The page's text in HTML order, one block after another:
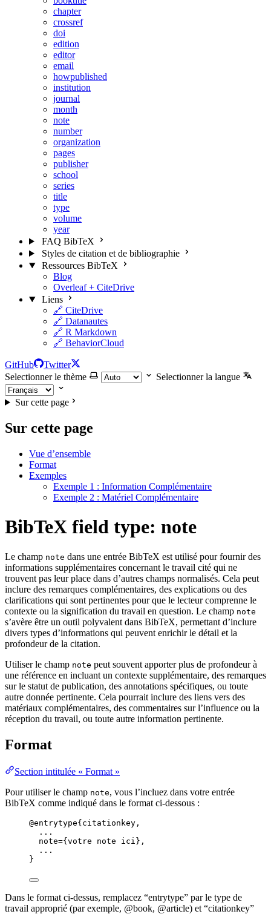
chapter
crossref
doi
edition
editor
email
howpublished
institution
journal
month
note
number
organization
pages
publisher
school
series
title
type
volume
year
FAQ BibTeX
Styles de citation et de bibliographie
Ressources BibTeX
Blog
Overleaf + CiteDrive
Liens
🔗 CiteDrive
🔗 Datanautes
🔗 R Markdown
🔗 BehaviorCloud
GitHub
Twitter
Selectionner le thème
Selectionner la langue
Sur cette page
Sur cette page
Vue d’ensemble
Format
Exemples
Exemple 1 : Information Complémentaire
Exemple 2 : Matériel Complémentaire
BibTeX field type: note
Le champ note dans une entrée BibTeX est utilisé pour fournir des
informations supplémentaires concernant le travail cité qui ne
trouvent pas leur place dans d’autres champs normalisés. Cela peut
inclure des remarques complémentaires, des explications ou des
clarifications qui sont pertinentes pour que le lecteur comprenne le
contexte ou la signification du travail en question. Le champ note
s’avère être un outil polyvalent dans BibTeX, permettant d’inclure
divers types d’informations qui peuvent enrichir le détail et la
profondeur de la citation.
Utiliser le champ note peut souvent apporter plus de profondeur à
une référence en incluant un contexte supplémentaire, des remarques
sur le statut de publication, des annotations spécifiques, ou toute
autre donnée pertinente. Cela pourrait inclure des liens vers des
matériaux complémentaires, des commentaires sur l’influence ou la
réception du travail, ou toute autre information pertinente.
Format
Section intitulée « Format »
Pour utiliser le champ note, vous l’incluez dans votre entrée
BibTeX comme indiqué dans le format ci-dessous :
@entrytype{citationkey,
...
note={votre note ici } ,
...
}
Dans le format ci-dessus, remplacez “entrytype” par le type de
travail approprié (par exemple, @book, @article) et “citationkey”